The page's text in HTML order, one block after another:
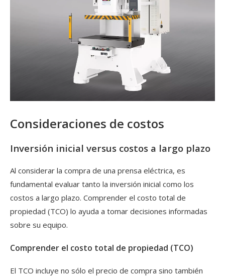
Consideraciones de costos
Inversión inicial versus costos a largo plazo
Al considerar la compra de una prensa eléctrica, es
fundamental evaluar tanto la inversión inicial como los
costos a largo plazo. Comprender el costo total de
propiedad (TCO) lo ayuda a tomar decisiones informadas
sobre su equipo.
Comprender el costo total de propiedad (TCO)
El TCO incluye no sólo el precio de compra sino también